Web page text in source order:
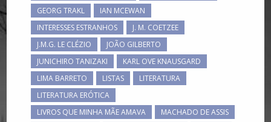
GEORG TRAKL
IAN MCEWAN
INTERESSES ESTRANHOS
J. M. COETZEE
J.M.G. LE CLÉZIO
JOÃO GILBERTO
JUNICHIRO TANIZAKI
KARL OVE KNAUSGARD
LIMA BARRETO
LISTAS
LITERATURA
LITERATURA ERÓTICA
LIVROS QUE MINHA MÃE AMAVA
MACHADO DE ASSIS